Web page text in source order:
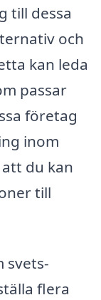
till dessa
och
kan leda
passar
företag
inom
du kan
till
svets-
flera